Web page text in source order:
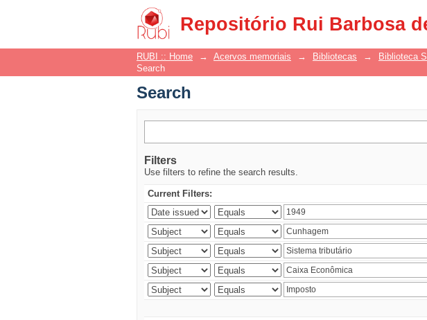
Repositório Rui Barbosa
Search
RUBI :: Home → Acervos memoriais → Bibliotecas → Biblioteca
Search
Search
Filters
Use filters to refine the search results.
Current Filters: